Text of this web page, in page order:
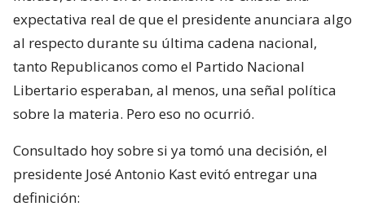
expectativa real de que el presidente anunciara algo
al respecto durante su última cadena nacional,
tanto Republicanos como el Partido Nacional
Libertario esperaban, al menos, una señal política
sobre la materia. Pero eso no ocurrió.
Consultado hoy sobre si ya tomó una decisión, el
presidente José Antonio Kast evitó entregar una
definición: